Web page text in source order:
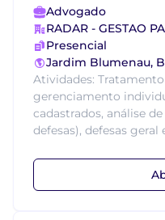
Advogado
RADAR - GESTAO
Presencial
Jardim Blumenau,
Atividades:
gerenciamento
cadastrados, análise
defesas), defesas geral